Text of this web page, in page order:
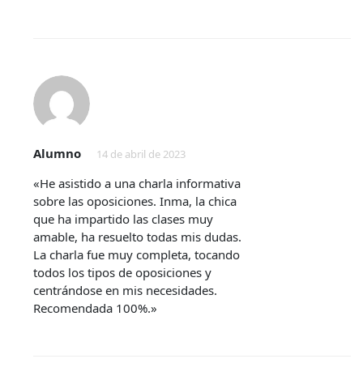
Alumno 14 de abril de 2023
«He asistido a una charla informativa
sobre las oposiciones. Inma, la chica
que ha impartido las clases muy
amable, ha resuelto todas mis dudas.
La charla fue muy completa, tocando
todos los tipos de oposiciones y
centrándose en mis necesidades.
Recomendada 100%.»